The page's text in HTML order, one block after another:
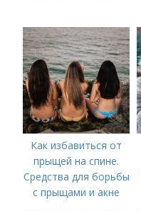
Как избавиться от
прыщей на спине.
Средства для борьбы
с прыщами и акне